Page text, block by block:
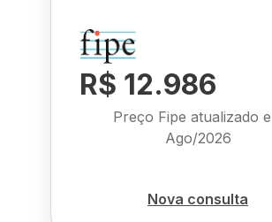
R$ 12.986
Preço Fipe atualizado
Ago/2026
Nova consulta